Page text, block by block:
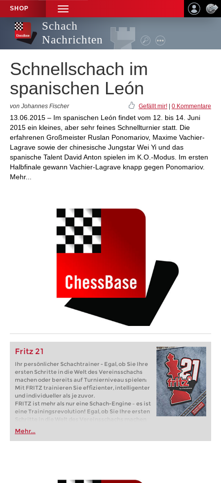
SHOP
TOGGLE
NAVIGATION
Schach
Nachrichten
Schnellschach im
spanischen León
von Johannes Fischer Gefällt mir! 0 Kommentare
13.06.2015 – Im spanischen León findet vom 12. bis 14. Juni
2015 ein kleines, aber sehr feines Schnellturnier statt. Die
erfahrenen Großmeister Ruslan Ponomariov, Maxime Vachier-
Lagrave sowie der chinesische Jungstar Wei Yi und das
spanische Talent David Anton spielen im K.O.-Modus. Im ersten
Halbfinale gewann Vachier-Lagrave knapp gegen Ponomariov.
Mehr...
Fritz 21
Ihr persönlicher Schachtrainer - Egal, ob Sie Ihre
ersten Schritte in die Welt des Vereinsschachs
machen oder bereits auf Turnierniveau spielen:
Mit FRITZ trainieren Sie effizienter, intelligenter
und individueller als je zuvor.
FRITZ ist mehr als nur eine Schach-Engine – es ist
eine Trainingsrevolution! Egal, ob Sie Ihre ersten
Schritte in die Welt des Vereinsschachs machen
oder bereits auf Turnierniveau spielen: Mit
FRITZ trainieren Sie effizienter, intelligenter und
individueller als je zuvor.
Mehr...